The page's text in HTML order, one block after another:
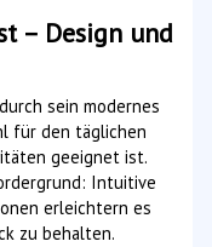
– Design und
sein modernes
für den täglichen
geeignet ist.
Intuitive
erleichtern es
zu behalten.